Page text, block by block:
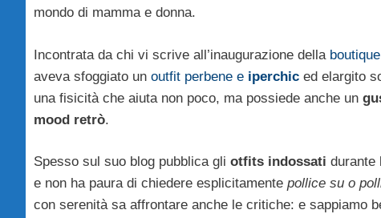
mondo di mamma e donna.
Incontrata da chi vi scrive all’inaugurazione della
aveva sfoggiato un outfit perbene e iperchic ed elargito
una fisicità che aiuta non poco, ma possiede anche un
mood retrò.
Spesso sul suo blog pubblica gli otfits indossati durante
e non ha paura di chiedere esplicitamente pollice su o
con serenità sa affrontare anche le critiche: e sappiamo